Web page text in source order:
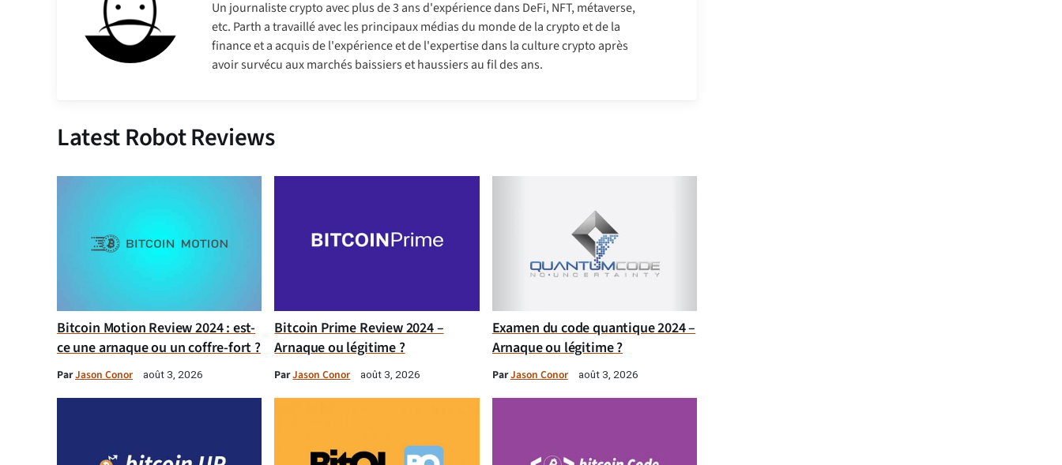
Un journaliste crypto avec plus de 3 ans d'expérience dans DeFi, NFT, métaverse,
etc. Parth a travaillé avec les principaux médias du monde de la crypto et de la
finance et a acquis de l'expérience et de l'expertise dans la culture crypto après
avoir survécu aux marchés baissiers et haussiers au fil des ans.
Latest Robot Reviews
Bitcoin Motion Review 2024 : est-
ce une arnaque ou un coffre-fort ?
ParJason Conor août 3, 2026
Bitcoin Prime Review 2024 –
Arnaque ou légitime ?
ParJason Conor août 3, 2026
Examen du code quantique 2024 –
Arnaque ou légitime ?
ParJason Conor août 3, 2026